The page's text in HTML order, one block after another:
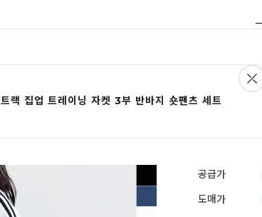
집업 트레이닝 자켓 3부 반바지 숏팬츠 세트
공급가
도매가